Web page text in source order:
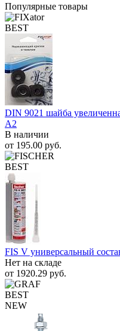
Популярные товары
BEST
DIN 9021 шайба
A2
В наличии
от 195.00 руб.
BEST
FIS V универсальный
Нет на складе
от 1920.29 руб.
BEST
NEW